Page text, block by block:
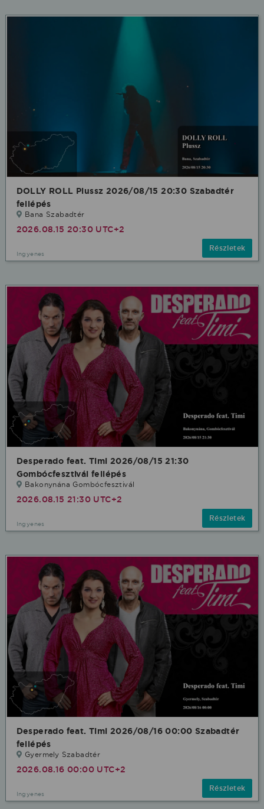
DOLLY ROLL Plussz 2026/08/15 20:30 Szabadtér
fellépés
Bana Szabadtér
2026.08.15 20:30 UTC+2
Ingyenes
Részletek
Desperado feat. Timi 2026/08/15 21:30
Gombócfesztivál fellépés
Bakonynána Gombócfesztivál
2026.08.15 21:30 UTC+2
Ingyenes
Részletek
Desperado feat. Timi 2026/08/16 00:00 Szabadtér
fellépés
Gyermely Szabadtér
2026.08.16 00:00 UTC+2
Ingyenes
Részletek